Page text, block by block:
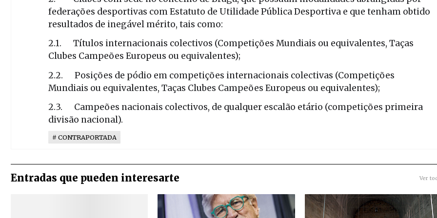
federações desportivas com Estatuto de Utilidade Pública Desportiva e que tenham obtido
resultados de inegável mérito, tais como:
2.1. Títulos internacionais colectivos (Competições Mundiais ou equivalentes, Taças
Clubes Campeões Europeus ou equivalentes);
2.2. Posições de pódio em competições internacionais colectivas (Competições
Mundiais ou equivalentes, Taças Clubes Campeões Europeus ou equivalentes);
2.3. Campeões nacionais colectivos, de qualquer escalão etário (competições primeira
divisão nacional).
CONTRAPORTADA
Entradas que pueden interesarte Ver